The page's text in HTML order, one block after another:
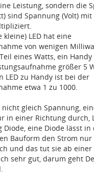
Leistung, sondern die
sind Spannung (Volt) mit
kleine) LED hat eine
von wenigen
eines Watts, ein
größer 5
LED zu Handy ist bei der
etwa 1 zu 1000.
gleich Spannung,
in einer Richtung durch,
Diode, eine Diode lässt
Bauform den Strom
und das tut sie ab
sehr gut, darum geht